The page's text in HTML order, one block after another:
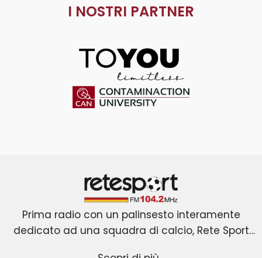
I NOSTRI PARTNER
ToYou
Retesport 104.2 FM
Prima radio con un palinsesto interamente
dedicato ad una squadra di calcio, Rete Sport